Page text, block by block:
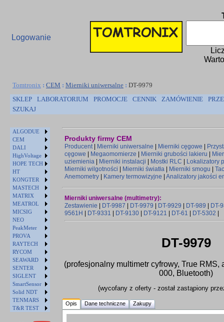
Logowanie
Tomtronix : CEM : Mierniki uniwersalne : DT-9979
SKLEP
LABORATORIUM PROMOCJE CENNIK ZAMÓWIENIE
SZUKAJ
ALGODUE
CEM
DALI
HighVoltage
HOPE TECH
HT
KONGTER
MASTECH
MATRIX
MEATROL
MICSIG
NEO
PeakMeter
PROVA
RAYTECH
RYCOM
SEAWARD
SENTER
SIGLENT
SmartSensor
Solid NDT
TENMARS
T&R TEST
Produkty firmy CEM
Producent| Mierniki uniwersalne Mierniki cęgowe
cęgowe
Megaomomierze Mierniki grubości lakieru
uziemienia
Mierniki instalacji Mostki RLC
Lokalizatory
Mierniki wilgotności
Mierniki światła Mierniki smogu
Anemometry
Kamery termowizyjne Analizatory jakości
Mierniki uniwersalne (multimetry):
Zestawienie
DT-9987 DT-9979 DT-9929 DT-989
DT-
9561H
DT-9331 DT-9130 DT-9121 DT-61 DT-5302
DT-9979
(profesjonalny multimetr cyfrowy, True RMS,
000, Bluetooth)
(wycofany z oferty - został zastąpiony
Opis Dane techniczne Zakupy